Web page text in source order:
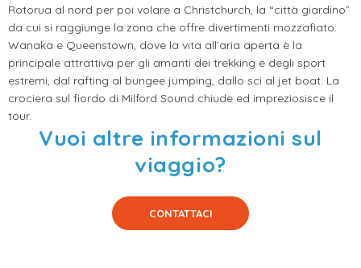
Rotorua al nord per poi volare a Christchurch, la “città giardino”
da cui si raggiunge la zona che offre divertimenti mozzafiato:
Wanaka e Queenstown, dove la vita all’aria aperta è la
principale attrattiva per gli amanti dei trekking e degli sport
estremi, dal rafting al bungee jumping, dallo sci al jet boat. La
crociera sul fiordo di Milford Sound chiude ed impreziosisce il
tour.
Vuoi altre informazioni sul
viaggio?
CONTATTACI